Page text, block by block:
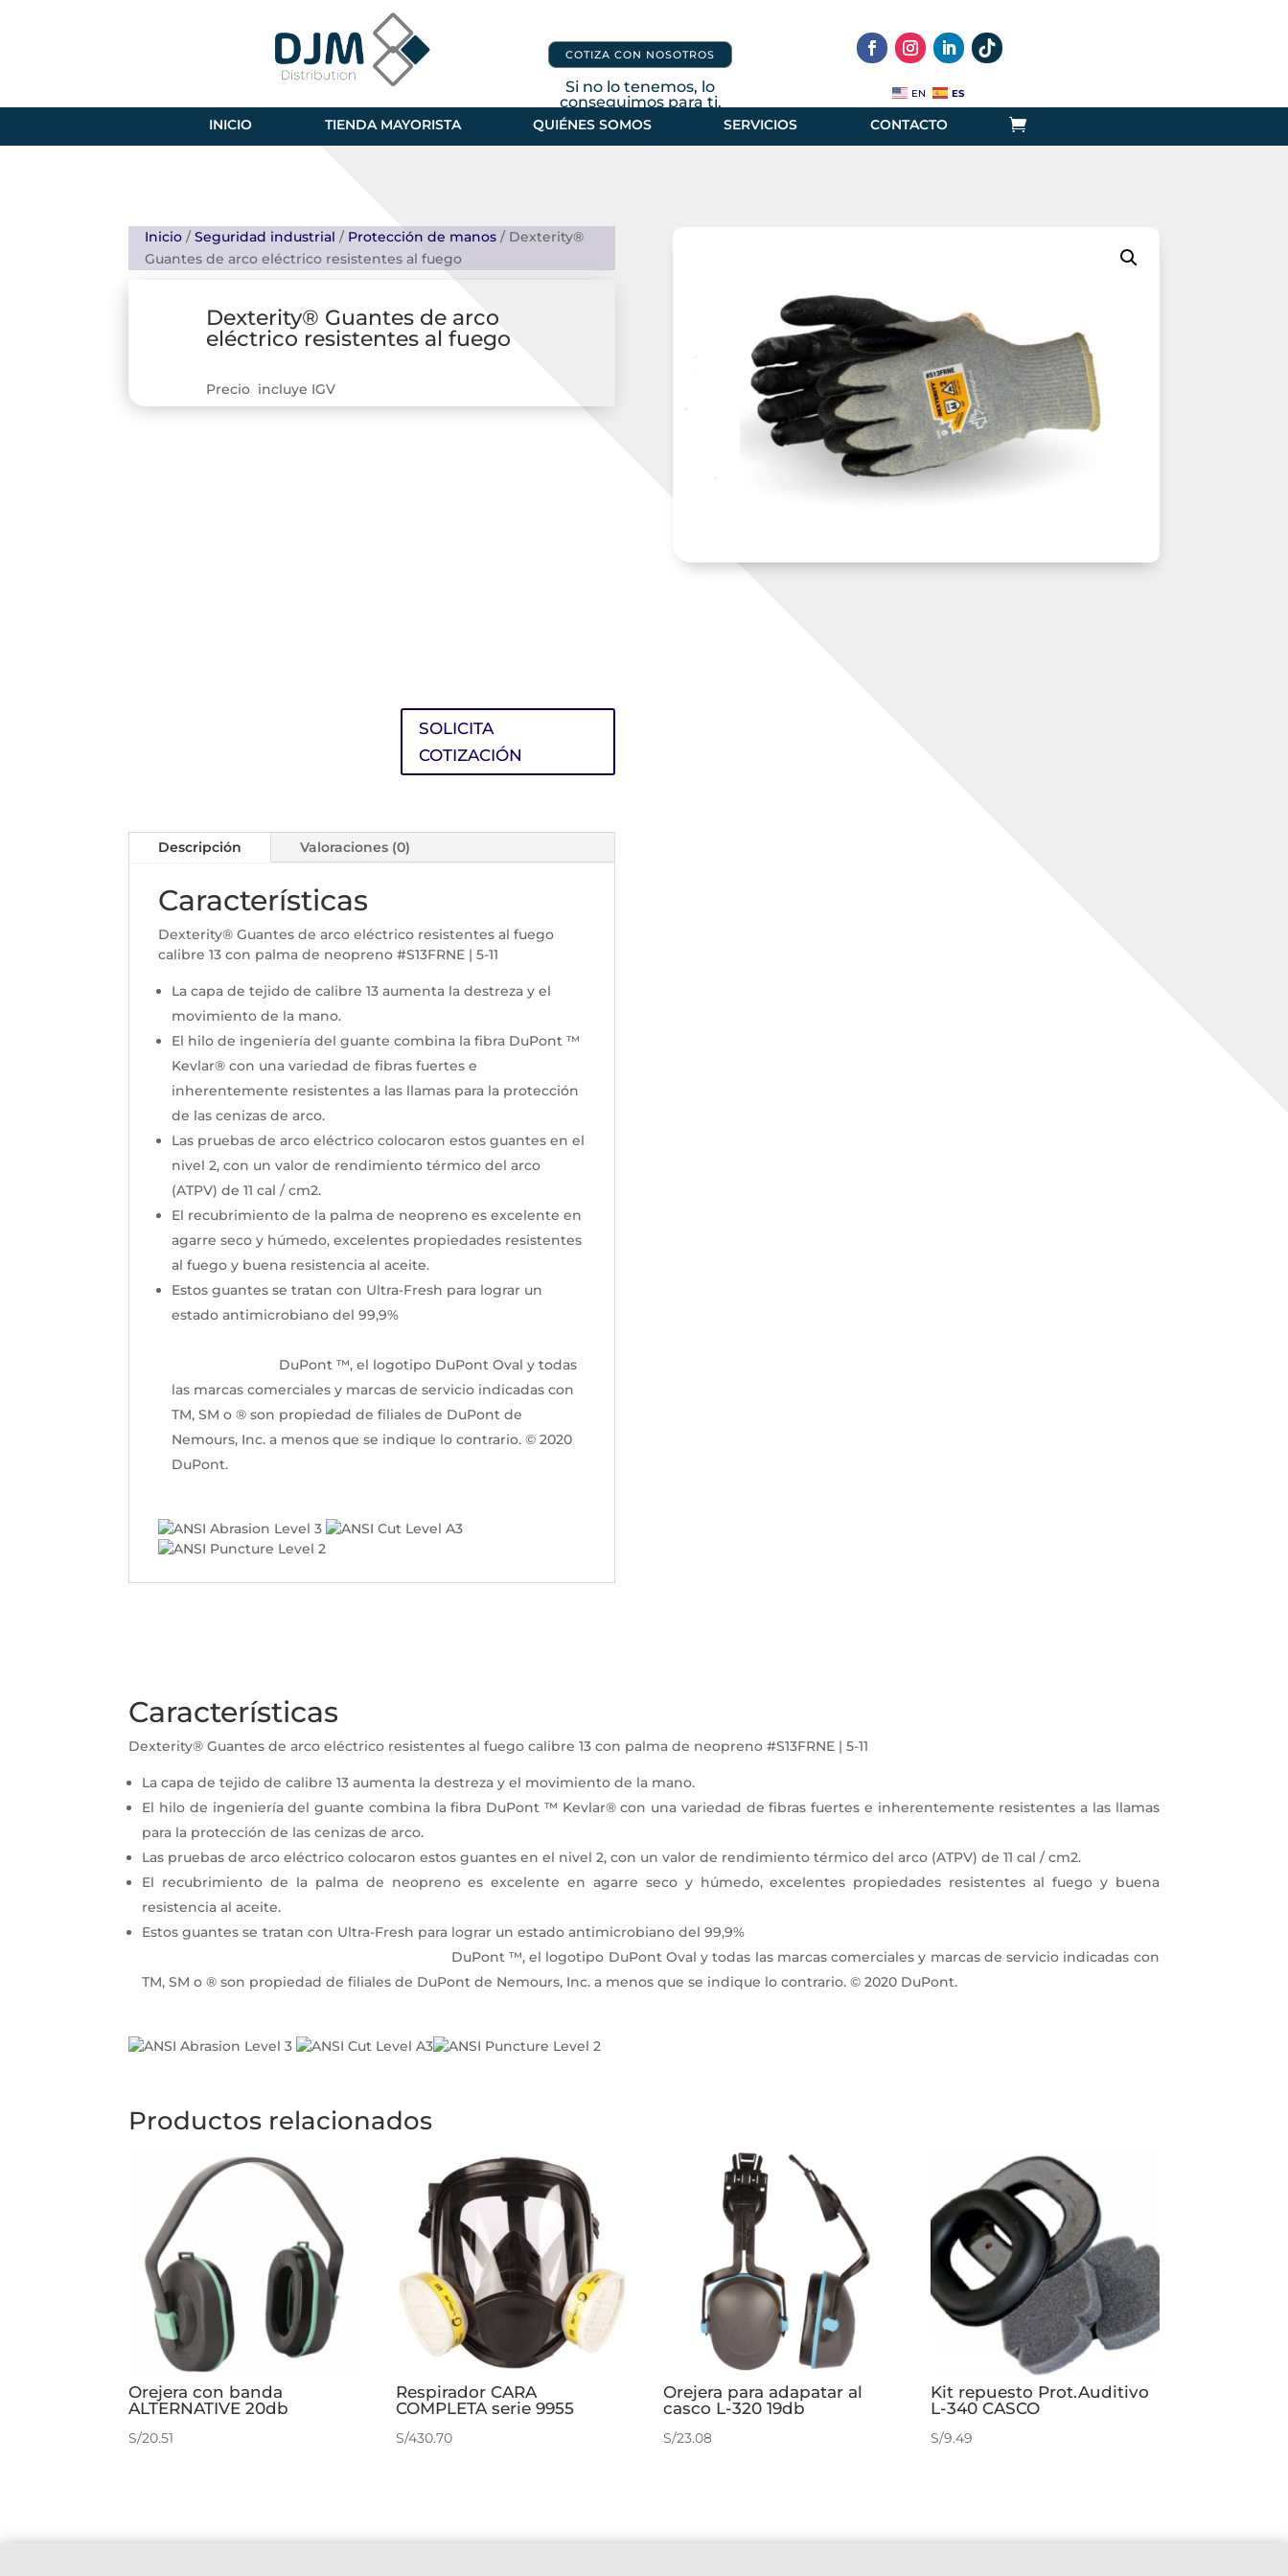
COTIZA CON NOSOTROS
Si no lo tenemos, lo
conseguimos para ti.
EN ES
INICIO TIENDA MAYORISTA QUIÉNES SOMOS SERVICIOS CONTACTO
Inicio /Seguridad industrial / Protección de manos / Dexterity®
Guantes de arco eléctrico resistentes al fuego
Dexterity® Guantes de arco
eléctrico resistentes al fuego
Precio incluye IGV
SOLICITA
COTIZACIÓN
Descripción Valoraciones (0)
Características
Dexterity® Guantes de arco eléctrico resistentes al fuego
calibre 13 con palma de neopreno #S13FRNE | 5-11
La capa de tejido de calibre 13 aumenta la destreza y el
movimiento de la mano.
El hilo de ingeniería del guante combina la fibra DuPont ™
Kevlar® con una variedad de fibras fuertes e
inherentemente resistentes a las llamas para la protección
de las cenizas de arco.
Las pruebas de arco eléctrico colocaron estos guantes en el
nivel 2, con un valor de rendimiento térmico del arco
(ATPV) de 11 cal / cm2.
El recubrimiento de la palma de neopreno es excelente en
agarre seco y húmedo, excelentes propiedades resistentes
al fuego y buena resistencia al aceite.
Estos guantes se tratan con Ultra-Fresh para lograr un
estado antimicrobiano del 99,9%
DuPont ™, el logotipo DuPont Oval y todas
las marcas comerciales y marcas de servicio indicadas con
TM, SM o ® son propiedad de filiales de DuPont de
Nemours, Inc. a menos que se indique lo contrario. © 2020
DuPont.
Características
Dexterity® Guantes de arco eléctrico resistentes al fuego calibre 13 con palma de neopreno #S13FRNE | 5-11
La capa de tejido de calibre 13 aumenta la destreza y el movimiento de la mano.
El hilo de ingeniería del guante combina la fibra DuPont ™ Kevlar® con una variedad de fibras fuertes e inherentemente resistentes a las llamas
para la protección de las cenizas de arco.
Las pruebas de arco eléctrico colocaron estos guantes en el nivel 2, con un valor de rendimiento térmico del arco (ATPV) de 11 cal / cm2.
El recubrimiento de la palma de neopreno es excelente en agarre seco y húmedo, excelentes propiedades resistentes al fuego y buena
resistencia al aceite.
Estos guantes se tratan con Ultra-Fresh para lograr un estado antimicrobiano del 99,9%
DuPont ™, el logotipo DuPont Oval y todas las marcas comerciales y marcas de servicio indicadas con
TM, SM o ® son propiedad de filiales de DuPont de Nemours, Inc. a menos que se indique lo contrario. © 2020 DuPont.
Productos relacionados
Orejera con banda
ALTERNATIVE 20db
S/20.51
Respirador CARA
COMPLETA serie 9955
S/430.70
Orejera para adapatar al
casco L-320 19db
S/23.08
Kit repuesto Prot.Auditivo
L-340 CASCO
S/9.49